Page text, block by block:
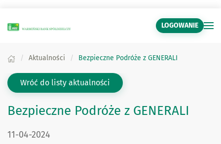
LOGOWANIE
Aktualności Bezpieczne Podróże z GENERALI
Wróć do listy aktualności
Bezpieczne Podróże z GENERALI
DATA PUBLIKACJI:
11-04-2024